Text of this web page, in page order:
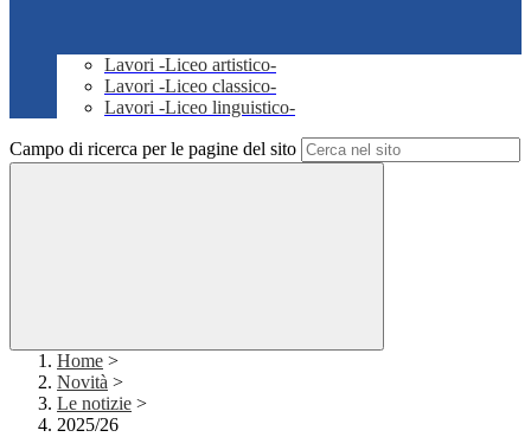
Lavori -Liceo artistico-
Lavori -Liceo classico-
Lavori -Liceo linguistico-
Campo di ricerca per le pagine del sito
Home >
Novità >
Le notizie >
2025/26